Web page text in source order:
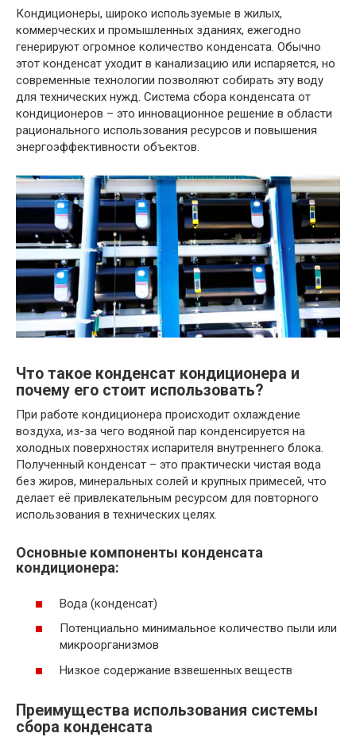
Кондиционеры, широко используемые в жилых,
коммерческих и промышленных зданиях, ежегодно
генерируют огромное количество конденсата. Обычно
этот конденсат уходит в канализацию или испаряется, но
современные технологии позволяют собирать эту воду
для технических нужд. Система сбора конденсата от
кондиционеров – это инновационное решение в области
рационального использования ресурсов и повышения
энергоэффективности объектов.
Что такое конденсат кондиционера и
почему его стоит использовать?
При работе кондиционера происходит охлаждение
воздуха, из-за чего водяной пар конденсируется на
холодных поверхностях испарителя внутреннего блока.
Полученный конденсат – это практически чистая вода
без жиров, минеральных солей и крупных примесей, что
делает её привлекательным ресурсом для повторного
использования в технических целях.
Основные компоненты конденсата
кондиционера:
Вода (конденсат)
Потенциально минимальное количество пыли или
микроорганизмов
Низкое содержание взвешенных веществ
Преимущества использования системы
сбора конденсата